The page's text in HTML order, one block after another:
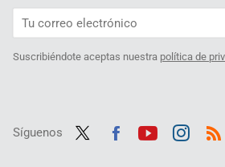
Suscribiéndote aceptas nuestra política de
Síguenos